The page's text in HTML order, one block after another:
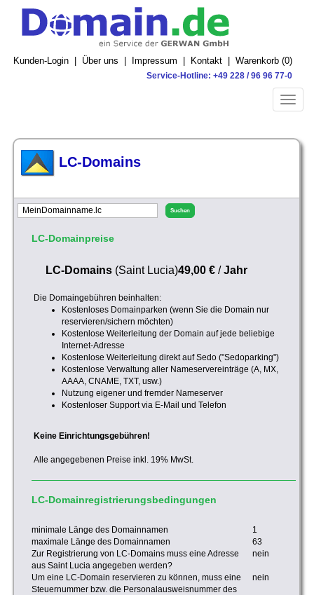
Kunden-Login Über uns Impressum Kontakt Warenkorb (0)
Service-Hotline: +49 228 / 96 96 77-0
Toggle
LC-Domains
LC-Domainpreise
LC-Domains(Saint Lucia)49,00 €/Jahr
Die Domaingebühren beinhalten:
Kostenloses Domainparken (wenn Sie die Domain nur
reservieren/sichern möchten)
Kostenlose Weiterleitung der Domain auf jede beliebige
Internet-Adresse
Kostenlose Weiterleitung direkt auf Sedo ("Sedoparking")
Kostenlose Verwaltung aller Nameservereinträge (A, MX,
AAAA, CNAME, TXT, usw.)
Nutzung eigener und fremder Nameserver
Kostenloser Support via E-Mail und Telefon
Keine Einrichtungsgebühren!
Alle angegebenen Preise inkl. 19% MwSt.
LC-Domainregistrierungsbedingungen
minimale Länge des Domainnamen
1
maximale Länge des Domainnamen
63
Zur Registrierung von LC-Domains muss eine Adresse
aus Saint Lucia angegeben werden?
nein
Um eine LC-Domain reservieren zu können, muss eine
Steuernummer bzw. die Personalausweisnummer des
nein